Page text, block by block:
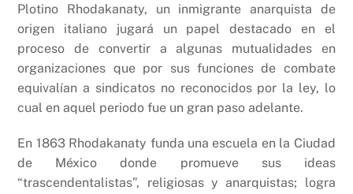
Plotino Rhodakanaty, un inmigrante anarquista de
origen italiano jugará un papel destacado en el
proceso de convertir a algunas mutualidades en
organizaciones que por sus funciones de combate
equivalían a sindicatos no reconocidos por la ley, lo
cual en aquel periodo fue un gran paso adelante.
En 1863 Rhodakanaty funda una escuela en la Ciudad
de México donde promueve sus ideas
“trascendentalistas”, religiosas y anarquistas; logra